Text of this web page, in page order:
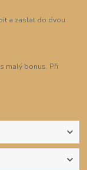
a zaslat do dvou
malý bonus. Při